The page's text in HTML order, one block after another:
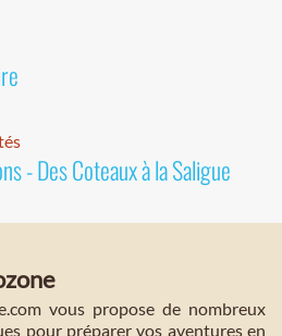
- Des Coteaux à la Saligue
vous propose de nombreux
pour préparer vos aventures en